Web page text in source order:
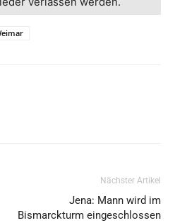
Nächster Artikel
Jena: Mann wird im
Bismarckturm eingeschlossen